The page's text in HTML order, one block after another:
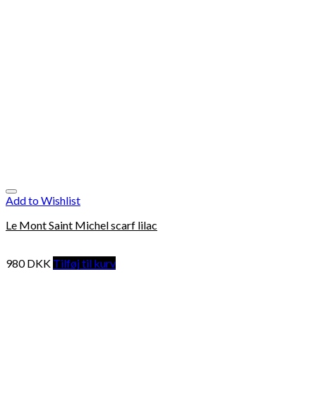
Add to Wishlist
Le Mont Saint Michel scarf lilac
980DKK Tilføj til kurv